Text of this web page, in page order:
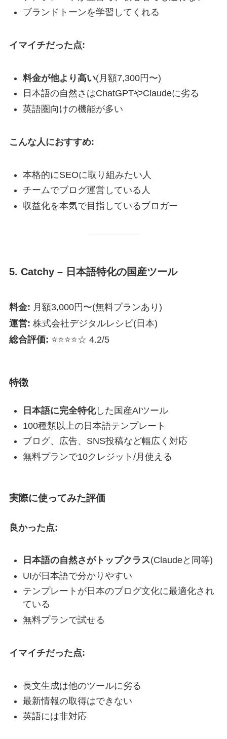
ブランドトーンを学習してくれる
イマイチだった点:
料金が他より高い(月額7,300円〜)
日本語の自然さはChatGPTやClaudeに劣る
英語圏向けの機能が多い
こんな人におすすめ:
本格的にSEOに取り組みたい人
チームでブログ運営している人
収益化を本気で目指しているブロガー
5. Catchy – 日本語特化の国産ツール
料金: 月額3,000円〜(無料プランあり)
運営: 株式会社デジタルレシピ(日本)
総合評価: ⭐⭐⭐⭐☆ 4.2/5
特徴
日本語に完全特化した国産AIツール
100種類以上の日本語テンプレート
ブログ、広告、SNS投稿など幅広く対応
無料プランで10クレジット/月使える
実際に使ってみた評価
良かった点:
日本語の自然さがトップクラス(Claudeと同等)
UIが日本語で分かりやすい
テンプレートが日本のブログ文化に最適化され
ている
無料プランで試せる
イマイチだった点:
長文生成は他のツールに劣る
最新情報の取得はできない
英語には非対応